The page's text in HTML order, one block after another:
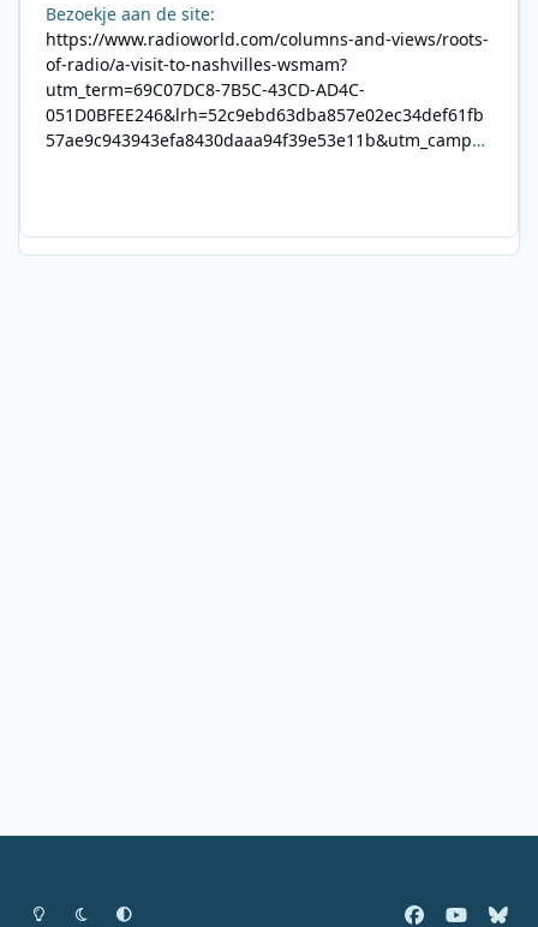
Bezoekje aan de site:
https://www.radioworld.com/columns-and-views/roots-
of-radio/a-visit-to-nashvilles-wsmam?
utm_term=69C07DC8-7B5C-43CD-AD4C-
051D0BFEE246&lrh=52c9ebd63dba857e02ec34def61fb
57ae9c943943efa8430daaa94f39e53e11b&utm_campai
8F09201A140D&utm_source=SmartBrief
Heldere modus
Donkere modus
Systeemvoorkeur
b